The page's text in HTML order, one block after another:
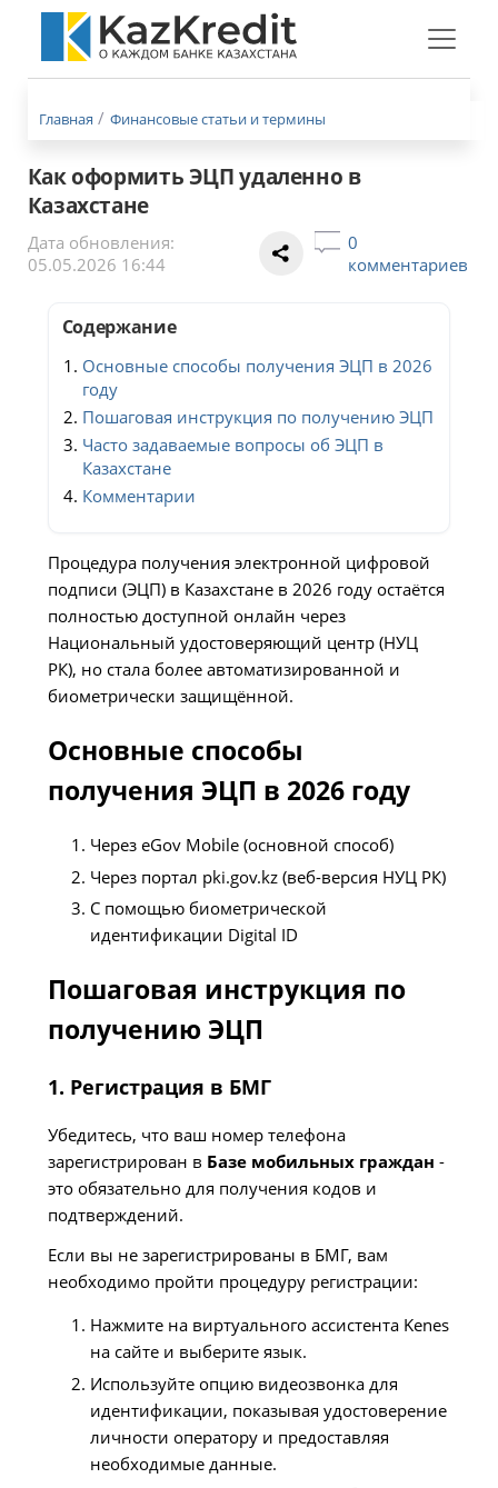
Меню
Главная Финансовые статьи и термины
Как оформить ЭЦП удаленно в
Казахстане
Дата обновления:
05.05.2026 16:44
0
комментариев
Содержание
Основные способы получения ЭЦП в 2026
году
Пошаговая инструкция по получению ЭЦП
Часто задаваемые вопросы об ЭЦП в
Казахстане
Комментарии
Процедура получения электронной цифровой
подписи (ЭЦП) в Казахстане в 2026 году остаётся
полностью доступной онлайн через
Национальный удостоверяющий центр (НУЦ
РК), но стала более автоматизированной и
биометрически защищённой.
Основные способы
получения ЭЦП в 2026 году
Через eGov Mobile (основной способ)
Через портал pki.gov.kz (веб-версия НУЦ РК)
С помощью биометрической
идентификации Digital ID
Пошаговая инструкция по
получению ЭЦП
1. Регистрация в БМГ
Убедитесь, что ваш номер телефона
зарегистрирован в Базе мобильных граждан -
это обязательно для получения кодов и
подтверждений.
Если вы не зарегистрированы в БМГ, вам
необходимо пройти процедуру регистрации:
Нажмите на виртуального ассистента Kenes
на сайте и выберите язык.
Используйте опцию видеозвонка для
идентификации, показывая удостоверение
личности оператору и предоставляя
необходимые данные.